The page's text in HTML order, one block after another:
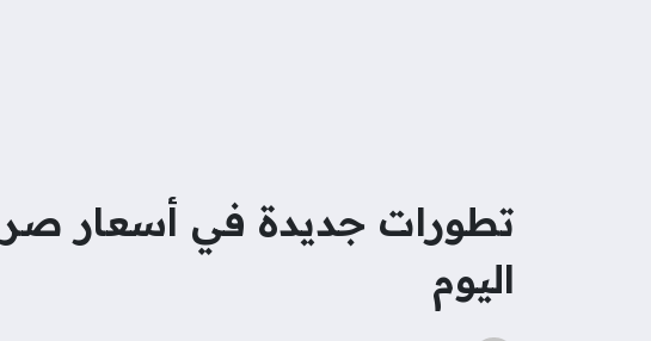
تطورات جديدة في أسعار صرف
اليوم